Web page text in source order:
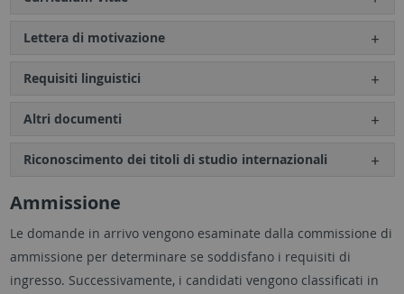
Lettera di motivazione
Requisiti linguistici
Altri documenti
Riconoscimento dei titoli di studio internazionali
Ammissione
Le domande in arrivo vengono esaminate dalla commissione di
ammissione per determinare se soddisfano i requisiti di
ingresso. Successivamente, i candidati vengono classificati in